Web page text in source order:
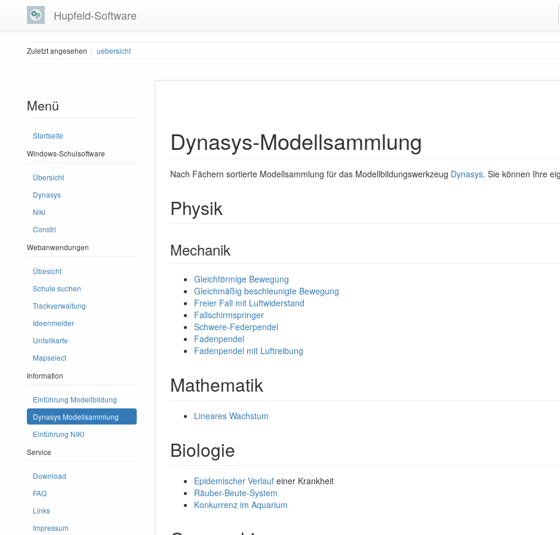
Hupfeld-Software
Zuletzt angesehen uebersicht
Menü
Startseite
Windows-Schulsoftware
Übersicht
Dynasys
Niki
Constri
Webanwendungen
Übesicht
Schule suchen
Trackverwaltung
Ideenmelder
Unfallkarte
Mapselect
Information
Einführung Modellbildung
Dynasys Modellsammlung
Einführung NIKI
Service
Download
FAQ
Links
Impressum
Dynasys-Modellsammlung
Nach Fächern sortierte Modellsammlung für das Modellbildungswerkzeug Dynasys. Sie können Ihre
Physik
Mechanik
Gleichförmige Bewegung
Gleichmäßig beschleunigte Bewegung
Freier Fall mit Luftwiderstand
Fallschirmspringer
Schwere-Federpendel
Fadenpendel
Fadenpendel mit Luftreibung
Mathematik
Lineares Wachstum
Biologie
Epidemischer Verlauf einer Krankheit
Räuber-Beute-System
Konkurrenz im Aquarium